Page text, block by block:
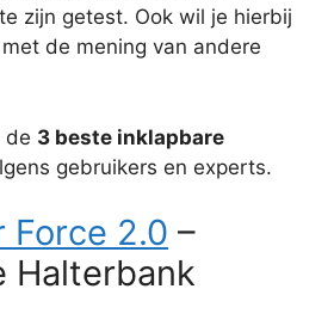
zijn getest. Ook wil je hierbij
de mening van andere
de 3 beste inklapbare
gebruikers en experts.
Force 2.0 –
Halterbank